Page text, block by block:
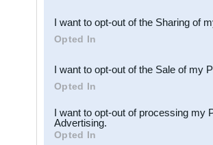
Downstream Participants
third parties.
I want to opt-out of the Sharing of
Opted In
I want to opt-out of the Sale of my
Opted In
I want to opt-out of processing my
Advertising.
Opted In